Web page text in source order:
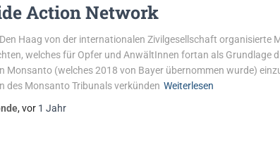
Action Network
Haag von der internationalen Zivilgesellschaft organisierte
welches für Opfer und AnwältInnen fortan als Grundlage
Monsanto (welches 2018 von Bayer übernommen wurde)
des Monsanto Tribunals verkünden Weiterlesen
, vor 1 Jahr